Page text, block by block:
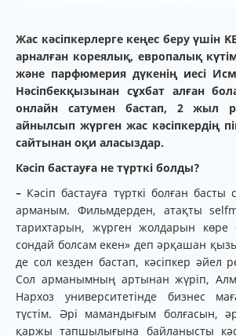
Жас кәсіпкерлерге кеңес беру үшін
арналған кореялық, европалық
және парфюмерия дүкенің иесі
Нәсіпбекқызынан сұхбат алған
онлайн сатумен бастап, 2 жыл
айнылсып жүрген жас кәсіпкердің
сайтынан оқи аласыздар.
Кәсіп бастауға не түрткі болды?
– Кәсіп бастауға түрткі болған басты
арманым. Фильмдерден, атақты
тарихтарын, жүрген жолдарын
сондай болсам екен» деп әрқашан
де сол кезден бастап, кәсіпкер әйел
Сол арманымның артынан жүріп,
Нархоз университетінде бизнес
түстім. Әрі мамандығым болғасын,
қаржы тапшылығына байланысты